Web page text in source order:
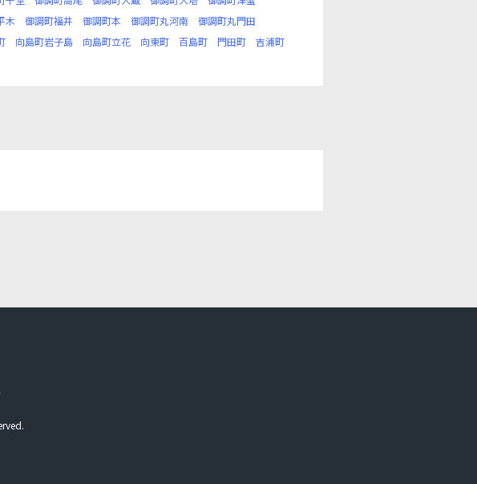
木 御調町福井 御調町本 御調町丸河南
御調町丸門田
向島町岩子島 向島町立花 向東町 百島町 門田町
吉浦町